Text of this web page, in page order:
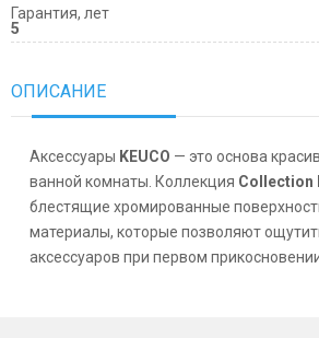
Гарантия, лет
5
ОПИСАНИЕ
Аксессуары KEUCO — это основа
ванной комнаты. Коллекция Collection
блестящие хромированные
материалы, которые позволяют
аксессуаров при первом